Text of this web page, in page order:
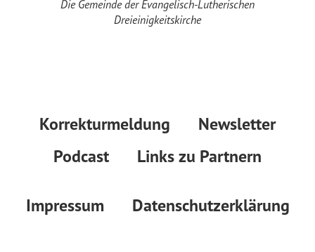
Die Gemeinde der Evangelisch-Lutherischen
Dreieinigkeitskirche
Korrekturmeldung
Newsletter
Podcast
Links zu Partnern
Impressum Datenschutzerklärung